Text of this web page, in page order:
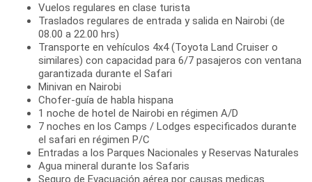
Vuelos regulares en clase turista
Traslados regulares de entrada y salida en Nairobi (de
08.00 a 22.00 hrs)
Transporte en vehículos 4x4 (Toyota Land Cruiser o
similares) con capacidad para 6/7 pasajeros con ventana
garantizada durante el Safari
Minivan en Nairobi
Chofer-guía de habla hispana
1 noche de hotel de Nairobi en régimen A/D
7 noches en los Camps / Lodges especificados durante
el safari en régimen P/C
Entradas a los Parques Nacionales y Reservas Naturales
Agua mineral durante los Safaris
Seguro de Evacuación aérea por causas medicas